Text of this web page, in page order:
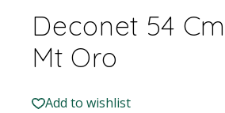
Deconet 54 Cm
Mt Oro
Add to wishlist